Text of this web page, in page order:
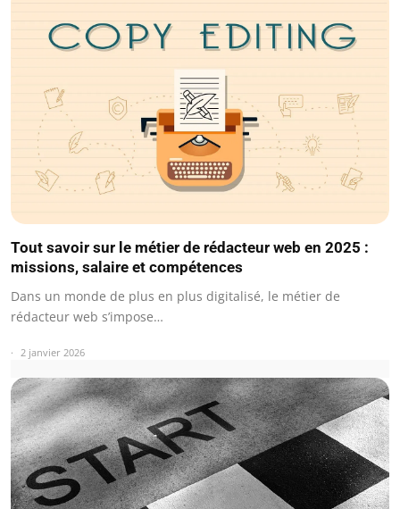
Tout savoir sur le métier de rédacteur web en 2025 :
missions, salaire et compétences
Dans un monde de plus en plus digitalisé, le métier de
rédacteur web s’impose…
2 janvier 2026